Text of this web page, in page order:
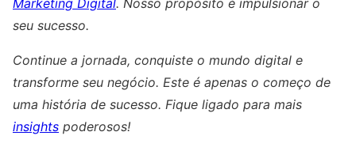
seu sucesso.
Continue a jornada, conquiste o mundo digital e
transforme seu negócio. Este é apenas o começo de
uma história de sucesso. Fique ligado para mais
insights poderosos!